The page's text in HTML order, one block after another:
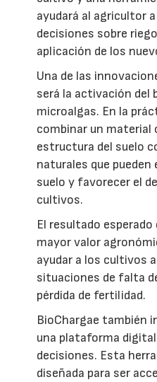
ayudará al agricultor
decisiones sobre
aplicación de los
Una de las
será la activación del
microalgas. En la
combinar un material
estructura del suelo
naturales que pueden
suelo y favorecer el
cultivos.
El resultado
mayor valor
ayudar a los cultivos
situaciones de falta
pérdida de fertilidad.
BioChargae también
una plataforma
decisiones. Esta
diseñada para ser